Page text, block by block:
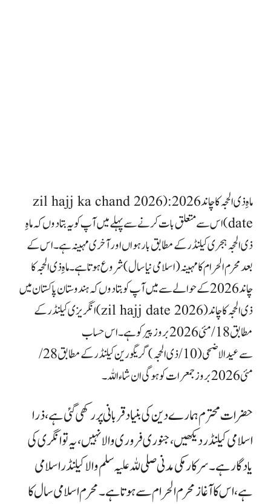
ماہِ ذی الحجہ کا چاند 2026: (zil hajj ka chand 2026
date
)اس سے متعلق بات کرنے سے پہلے میں آپ کو یہ بتادوں کہ ماہِ
ذی الحجہ ہجری کیلنڈر کے مطابق بارہواں اور آخری مہینہ ہے۔اس کے
بعد محرم الحرام کا مہینہ (اسلامی نیاسال) شروع ہوتا ہے ۔ماہِ ذی الحجہ کا
چاند 2026
کے حوالے سے میں آپ کو بتا دوں کہ ہندوستان پاکستان میں
ذی الحجہ کا چاند (zil hajj date 2026
) انگریزی کیلنڈر کے
مطابق 18/ مئی 2026 بروز پیر کوہے۔ اس حساب
سےعیدالاضحی
(10/ذی الحجہ) گریگورین کیلنڈر کے مطابق 28/
مئی 2026 بروز جمعرات کو ہوگی ان شاء اللہ۔
حضرات محترم ہمارے دین کی بنیاد قربانی پر رکھی گئی ہے،ذرا
اسلامی کیلنڈر دیکھیں، جنوری فروری والا نہیں، یہ توانگری کی
یاد گار ہے۔ سرکار مکی مدنی صلی للہ علیہ سلم والا کیلنڈر اسلامی
ہے، اس کا آغاز محرم الحرام سے ہوتا ہے ۔محرم اسلامی سال کا